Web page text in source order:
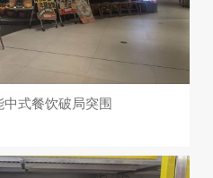
式餐饮破局突围